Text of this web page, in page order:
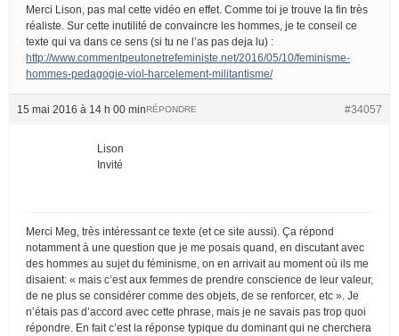
Merci Lison, pas mal cette vidéo en effet. Comme toi je trouve la fin très
réaliste. Sur cette inutilité de convaincre les hommes, je te conseil ce
texte qui va dans ce sens (si tu ne l’as pas deja lu) :
http://www.commentpeutonetrefeministe.net/2016/05/10/feminisme-
hommes-pedagogie-viol-harcelement-militantisme/
15 mai 2016 à 14 h 00 min #34057
RÉPONDRE
Lison
Invité
Merci Meg, très intéressant ce texte (et ce site aussi). Ça répond
notamment à une question que je me posais quand, en discutant avec
des hommes au sujet du féminisme, on en arrivait au moment où ils me
disaient: « mais c’est aux femmes de prendre conscience de leur valeur,
de ne plus se considérer comme des objets, de se renforcer, etc ». Je
n’étais pas d’accord avec cette phrase, mais je ne savais pas trop quoi
répondre. En fait c’est la réponse typique du dominant qui ne cherchera